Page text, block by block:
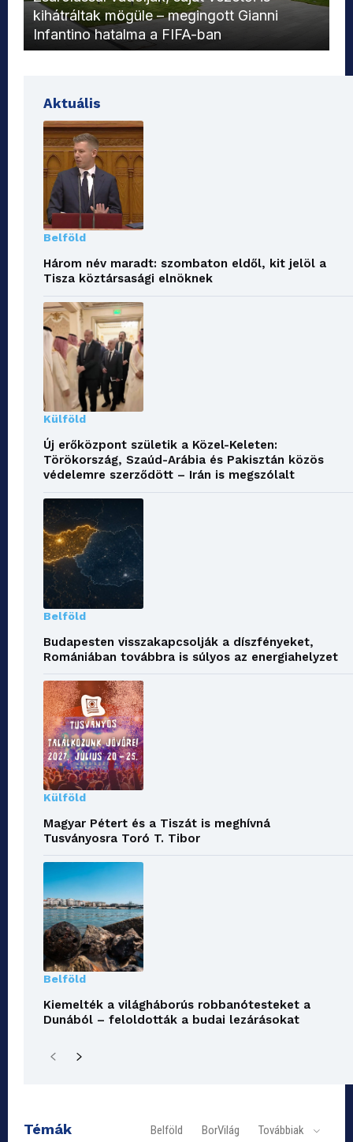
kihátráltak mögüle – megingott Gianni
Infantino hatalma a FIFA-ban
Aktuális
Belföld
Három név maradt: szombaton eldől, kit jelöl a
Tisza köztársasági elnöknek
Külföld
Új erőközpont születik a Közel-Keleten:
Törökország, Szaúd-Arábia és Pakisztán közös
védelemre szerződött – Irán is megszólalt
Belföld
Budapesten visszakapcsolják a díszfényeket,
Romániában továbbra is súlyos az energiahelyzet
Külföld
Magyar Pétert és a Tiszát is meghívná
Tusványosra Toró T. Tibor
Belföld
Kiemelték a világháborús robbanótesteket a
Dunából – feloldották a budai lezárásokat
Témák Belföld BorVilág Továbbiak